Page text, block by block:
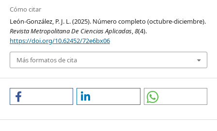
Cómo citar
León-González, P. J. L. (2025). Número completo (octubre-diciembre).
Revista Metropolitana De Ciencias Aplicadas, 8(4).
https://doi.org/10.62452/72e6bx06
Más formatos de cita